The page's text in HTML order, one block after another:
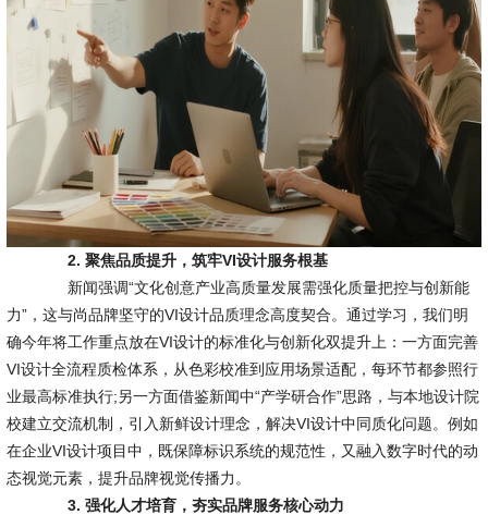
2. 聚焦品质提升，筑牢VI设计服务根基
新闻强调“文化创意产业高质量发展需强化质量把控与创新能
力”，这与尚品牌坚守的VI设计品质理念高度契合。通过学习，我们明
确今年将工作重点放在VI设计的标准化与创新化双提升上：一方面完善
VI设计全流程质检体系，从色彩校准到应用场景适配，每环节都参照行
业最高标准执行;另一方面借鉴新闻中“产学研合作”思路，与本地设计院
校建立交流机制，引入新鲜设计理念，解决VI设计中同质化问题。例如
在企业VI设计项目中，既保障标识系统的规范性，又融入数字时代的动
态视觉元素，提升品牌视觉传播力。
3. 强化人才培育，夯实品牌服务核心动力